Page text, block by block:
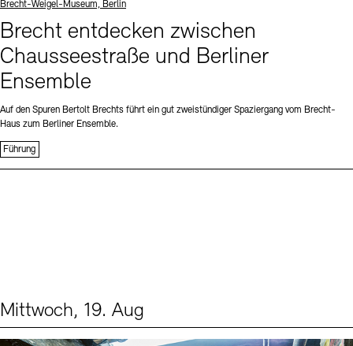
Standort
Brecht-Weigel-Museum, Berlin
Brecht entdecken zwischen
Chausseestraße und Berliner
Ensemble
Auf den Spuren Bertolt Brechts führt ein gut zweistündiger Spaziergang vom Brecht-
Haus zum Berliner Ensemble.
Führung
Mittwoch, 19. Aug